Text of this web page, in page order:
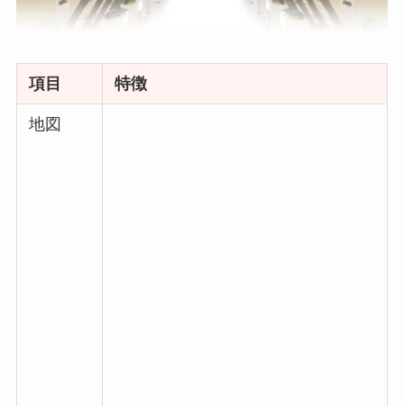
項目 特徴
地図